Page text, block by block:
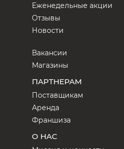
Еженедельные акции
Отзывы
Новости
Вакансии
Магазины
ПАРТНЕРАМ
Поставщикам
Аренда
Франшиза
О НАС